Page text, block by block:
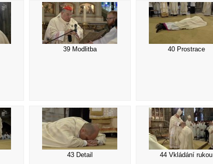
39 Modlitba 40 Prostrace
43 Detail 44 Vkládání rukou